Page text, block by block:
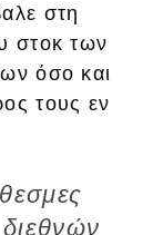
στη
στοκ των
όσο και
τους εν